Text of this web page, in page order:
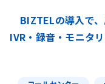
BIZTELの導入で
IVR・録音・モニタ